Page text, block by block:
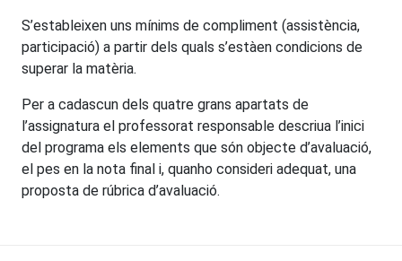
S’estableixen uns mínims de compliment (assistència,
participació) a partir dels quals s’estàen condicions de
superar la matèria.
Per a cadascun dels quatre grans apartats de
l’assignatura el professorat responsable descriua l’inici
del programa els elements que són objecte d’avaluació,
el pes en la nota final i, quanho consideri adequat, una
proposta de rúbrica d’avaluació.